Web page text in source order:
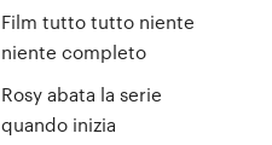
Film tutto tutto niente
niente completo
Rosy abata la serie
quando inizia